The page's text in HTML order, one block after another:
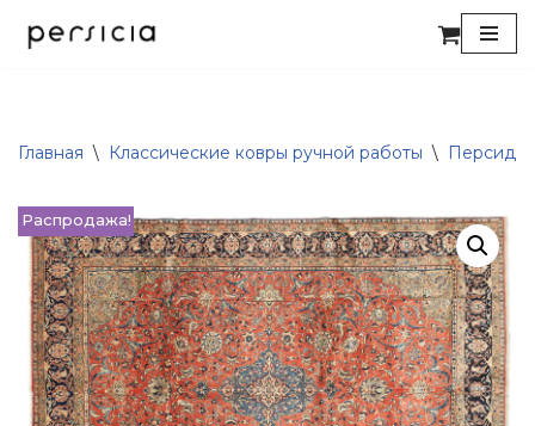
Главная \ Классические ковры ручной работы \
Распродажа!